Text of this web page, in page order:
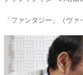
「ファンタジー」（ヴァ